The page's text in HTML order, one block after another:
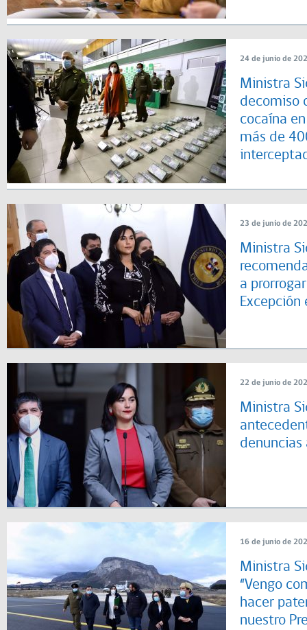
24 de junio de
Ministra
decomiso
cocaína
más de
23 de junio de
Ministra
a
Excepción
22 de junio de
Ministra
denuncias
16 de junio de
Ministra
“Vengo
hacer
nuestro